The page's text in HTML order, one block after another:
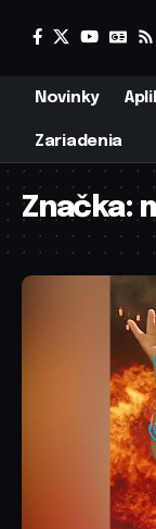
Novinky
Zariadenia
Značka: